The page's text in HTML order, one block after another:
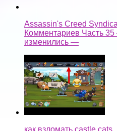
Assassin's Creed
Комментариев Часть
изменились —
как взломать castle cats